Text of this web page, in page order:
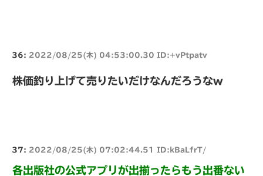
36: 2022/08/25(木) 04:53:00.30 ID:+vPtpatv
株価釣り上げて売りたいだけなんだろうなw
37: 2022/08/25(木) 07:02:44.51 ID:kBaLfrT/
各出版社の公式アプリが出揃ったらもう出番ない